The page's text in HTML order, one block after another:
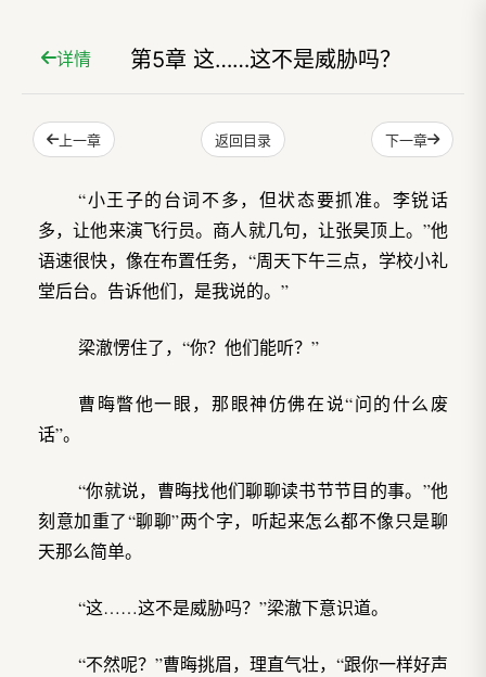
详情 第5章 这……这不是威胁吗？
上一章 返回目录 下一章
“小王子的台词不多，但状态要抓准。李锐话
多，让他来演飞行员。商人就几句，让张昊顶上。”他
语速很快，像在布置任务，“周天下午三点，学校小礼
堂后台。告诉他们，是我说的。”
梁澈愣住了，“你？他们能听？”
曹晦瞥他一眼，那眼神仿佛在说“问的什么废
话”。
“你就说，曹晦找他们聊聊读书节节目的事。”他
刻意加重了“聊聊”两个字，听起来怎么都不像只是聊
天那么简单。
“这……这不是威胁吗？”梁澈下意识道。
“不然呢？”曹晦挑眉，理直气壮，“跟你一样好声